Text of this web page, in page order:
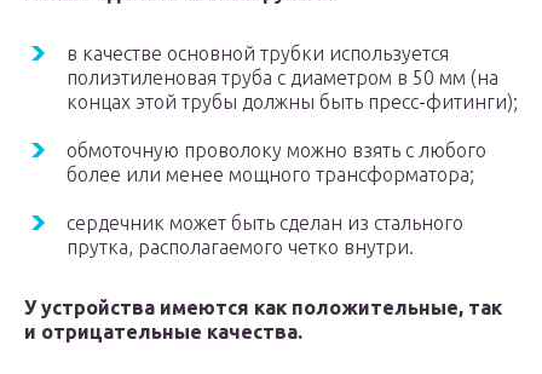
в качестве основной трубки используется
полиэтиленовая труба с диаметром в 50 мм (на
концах этой трубы должны быть пресс-фитинги);
обмоточную проволоку можно взять с любого
более или менее мощного трансформатора;
сердечник может быть сделан из стального
прутка, располагаемого четко внутри.
У устройства имеются как положительные, так
и отрицательные качества.